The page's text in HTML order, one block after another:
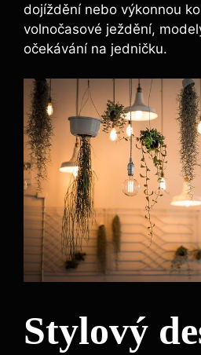
dojíždění nebo výkonnou
volnočasové ježdění,
očekávání na jedničku.
Stylový